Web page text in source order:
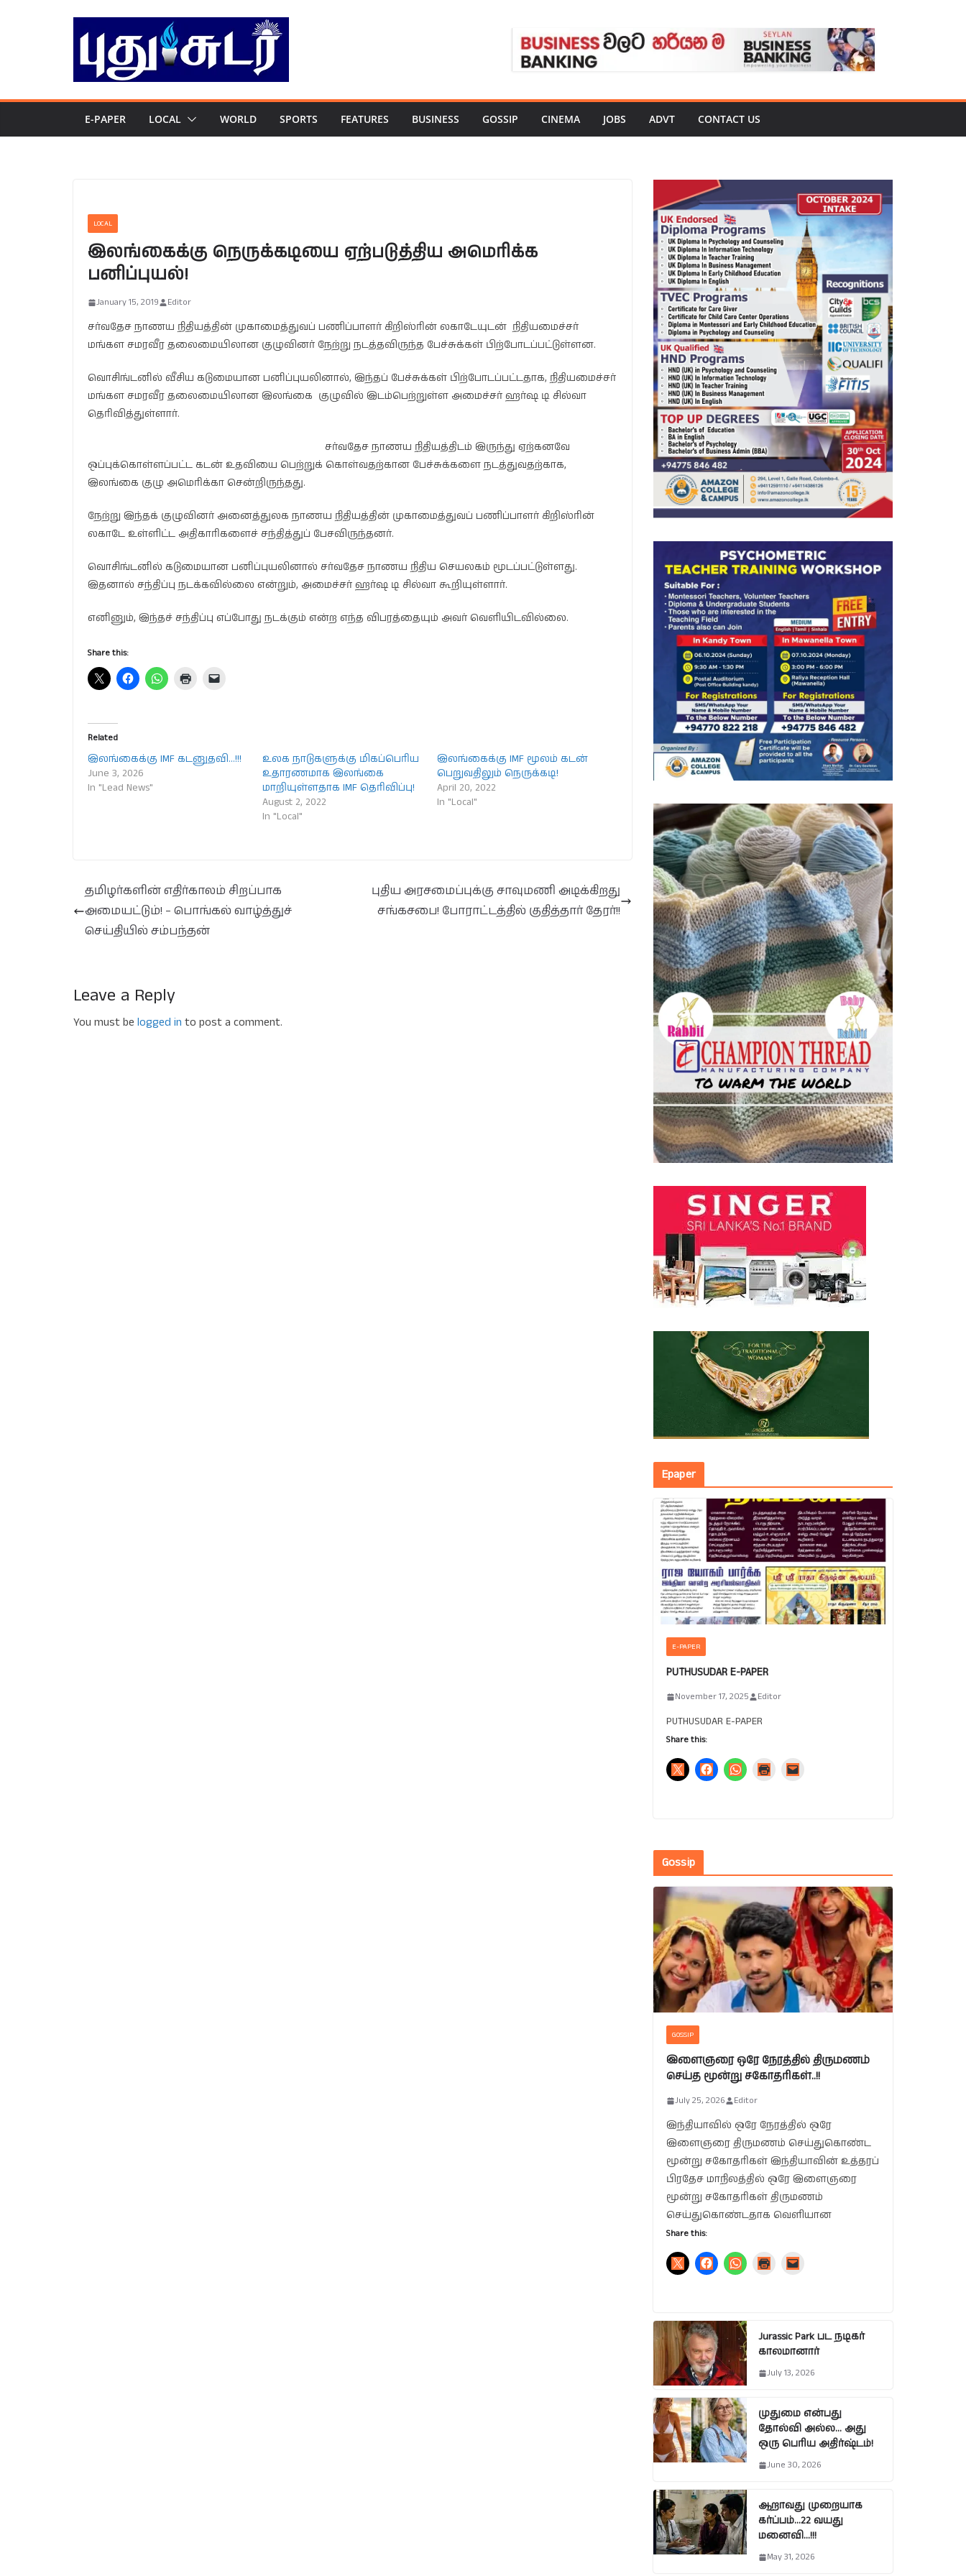
E-PAPER LOCAL WORLD SPORTS FEATURES BUSINESS GOSSIP CINEMA JOBS ADVT CONTACT US
LOCAL
இலங்கைக்கு நெருக்கடியை ஏற்படுத்திய அமெரிக்க
பனிப்புயல்!
January 15, 2019 Editor
சர்வதேச நாணய நிதியத்தின் முகாமைத்துவப் பணிப்பாளர் கிறிஸ்ரின் லகாடேயுடன் நிதியமைச்சர்
மங்கள சமரவீர தலைமையிலான குழுவினர் நேற்று நடத்தவிருந்த பேச்சுக்கள் பிற்போடப்பட்டுள்ளன.
வொசிங்டனில் வீசிய கடுமையான பனிப்புயலினால், இந்தப் பேச்சுக்கள் பிற்போடப்பட்டதாக, நிதியமைச்சர்
மங்கள சமரவீர தலைமையிலான இலங்கை குழுவில் இடம்பெற்றுள்ள அமைச்சர் ஹர்ஷ டி சில்வா
தெரிவித்துள்ளார்.
சர்வதேச நாணய நிதியத்திடம் இருந்து ஏற்கனவே
ஒப்புக்கொள்ளப்பட்ட கடன் உதவியை பெற்றுக் கொள்வதற்கான பேச்சுக்களை நடத்துவதற்காக,
இலங்கை குழு அமெரிக்கா சென்றிருந்தது.
நேற்று இந்தக் குழுவினர் அனைத்துலக நாணய நிதியத்தின் முகாமைத்துவப் பணிப்பாளர் கிறிஸ்ரின்
லகாடே உள்ளிட்ட அதிகாரிகளைச் சந்தித்துப் பேசவிருந்தனர்.
வொசிங்டனில் கடுமையான பனிப்புயலினால் சர்வதேச நாணய நிதிய செயலகம் மூடப்பட்டுள்ளது.
இதனால் சந்திப்பு நடக்கவில்லை என்றும், அமைச்சர் ஹர்ஷ டி சில்வா கூறியுள்ளார்.
எனினும், இந்தச் சந்திப்பு எப்போது நடக்கும் என்ற எந்த விபரத்தையும் அவர் வெளியிடவில்லை.
Share this:
Related
இலங்கைக்கு IMF கடனுதவி…!!!
June 3, 2026
In "Lead News"
உலக நாடுகளுக்கு மிகப்பெரிய
உதாரணமாக இலங்கை
மாறியுள்ளதாக IMF தெரிவிப்பு!
August 2, 2022
In "Local"
இலங்கைக்கு IMF மூலம் கடன்
பெறுவதிலும் நெருக்கடி!
April 20, 2022
In "Local"
தமிழர்களின் எதிர்காலம் சிறப்பாக
அமையட்டும்! – பொங்கல் வாழ்த்துச்
செய்தியில் சம்பந்தன்
புதிய அரசமைப்புக்கு சாவுமணி அடிக்கிறது
சங்கசபை! போராட்டத்தில் குதித்தார் தேரர்!!
Leave a Reply
You must be logged in to post a comment.
Epaper
E-PAPER
PUTHUSUDAR E-PAPER
November 17, 2025 Editor
PUTHUSUDAR E-PAPER
Share this:
Gossip
GOSSIP
இளைஞரை ஒரே நேரத்தில் திருமணம்
செய்த மூன்று சகோதரிகள்..!!
July 25, 2026 Editor
இந்தியாவில் ஒரே நேரத்தில் ஒரே
இளைஞரை திருமணம் செய்துகொண்ட
மூன்று சகோதரிகள் இந்தியாவின் உத்தரப்
பிரதேச மாநிலத்தில் ஒரே இளைஞரை
மூன்று சகோதரிகள் திருமணம்
செய்துகொண்டதாக வெளியான
Share this:
Jurassic Park பட நடிகர்
காலமானார்
July 13, 2026
முதுமை என்பது
தோல்வி அல்ல… அது
ஒரு பெரிய அதிர்ஷ்டம்!
June 30, 2026
ஆறாவது முறையாக
கர்ப்பம்…22 வயது
மனைவி…!!!
May 31, 2026